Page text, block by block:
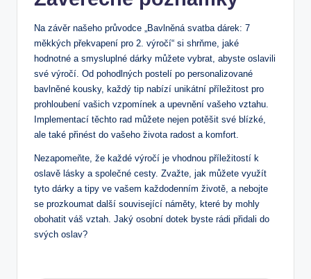
Na závěr našeho průvodce „Bavlněná svatba dárek: 7⁣
měkkých překvapení‌ pro 2. výročí“ si shrňme, jaké
hodnotné a smysluplné dárky můžete vybrat,⁣ abyste oslavili
své výročí.‍ Od pohodlných postelí po personalizované⁤
bavlněné kousky, každý tip nabízí unikátní​ příležitost pro
prohloubení vašich vzpomínek a upevnění vašeho vztahu.
Implementací ⁢těchto rad můžete​ nejen⁣ potěšit⁢ své blízké,
ale také⁣ přinést do vašeho života radost a komfort.
Nezapomeňte, že každé ‌výročí je vhodnou příležitostí‌ k
oslavě lásky a společné cesty. Zvažte, jak můžete využít
tyto dárky a ​tipy ve vašem každodenním životě,‌ a nebojte
se prozkoumat další ‌související náměty, které​ by mohly
obohatit váš vztah. Jaký osobní dotek byste rádi přidali do
svých oslav?